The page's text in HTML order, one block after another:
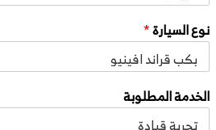
نوع السيارة*
الخدمة المطلوبة